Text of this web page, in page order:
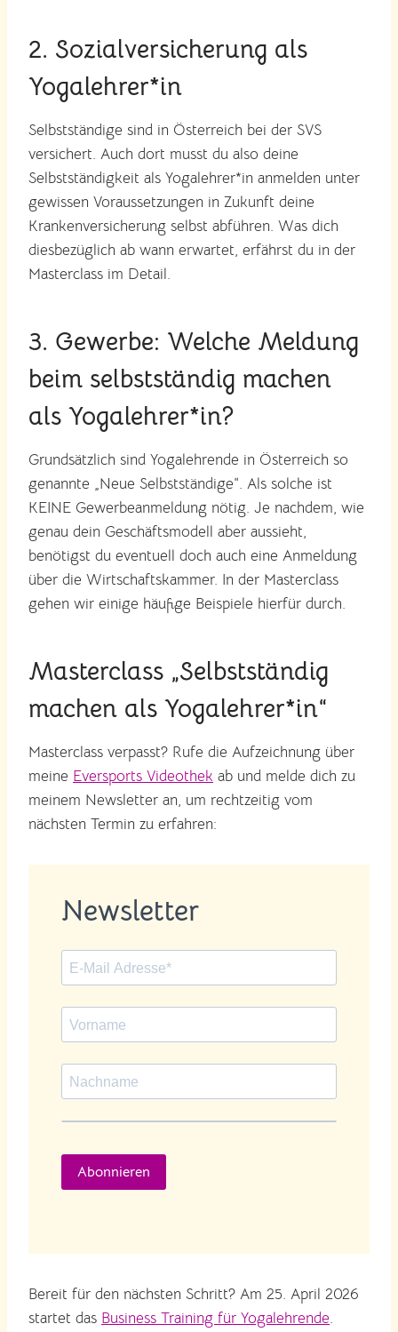
2. Sozialversicherung als
Yogalehrer*in
Selbstständige sind in Österreich bei der SVS
versichert. Auch dort musst du also deine
Selbstständigkeit als Yogalehrer*in anmelden unter
gewissen Voraussetzungen in Zukunft deine
Krankenversicherung selbst abführen. Was dich
diesbezüglich ab wann erwartet, erfährst du in der
Masterclass im Detail.
3. Gewerbe: Welche Meldung
beim selbstständig machen
als Yogalehrer*in?
Grundsätzlich sind Yogalehrende in Österreich so
genannte „Neue Selbstständige“. Als solche ist
KEINE Gewerbeanmeldung nötig. Je nachdem, wie
genau dein Geschäftsmodell aber aussieht,
benötigst du eventuell doch auch eine Anmeldung
über die Wirtschaftskammer. In der Masterclass
gehen wir einige häufige Beispiele hierfür durch.
Masterclass „Selbstständig
machen als Yogalehrer*in“
Masterclass verpasst? Rufe die Aufzeichnung über
meine Eversports Videothek ab und melde dich zu
meinem Newsletter an, um rechtzeitig vom
nächsten Termin zu erfahren:
Newsletter
Abonnieren
Bereit für den nächsten Schritt? Am 25. April 2026
startet das Business Training für Yogalehrende.